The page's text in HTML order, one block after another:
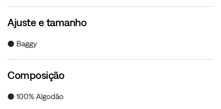
Ajuste e tamanho
● Baggy
Composição
● 100% Algodão